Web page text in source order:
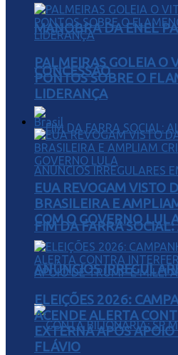
MANOBRA DA ENEL
CONCESSÃO
FIM DA FARRA
ANÚNCIOS
PALMEIRAS GOLEIA O
PONTOS SOBRE O
LIDERANÇA
Brasil
EUA REVOGAM VISTO
BRASILEIRA E
COM O GOVERNO
ELEIÇÕES 2026:
ACENDE ALERTA
EXTERNA APÓS
FLÁVIO